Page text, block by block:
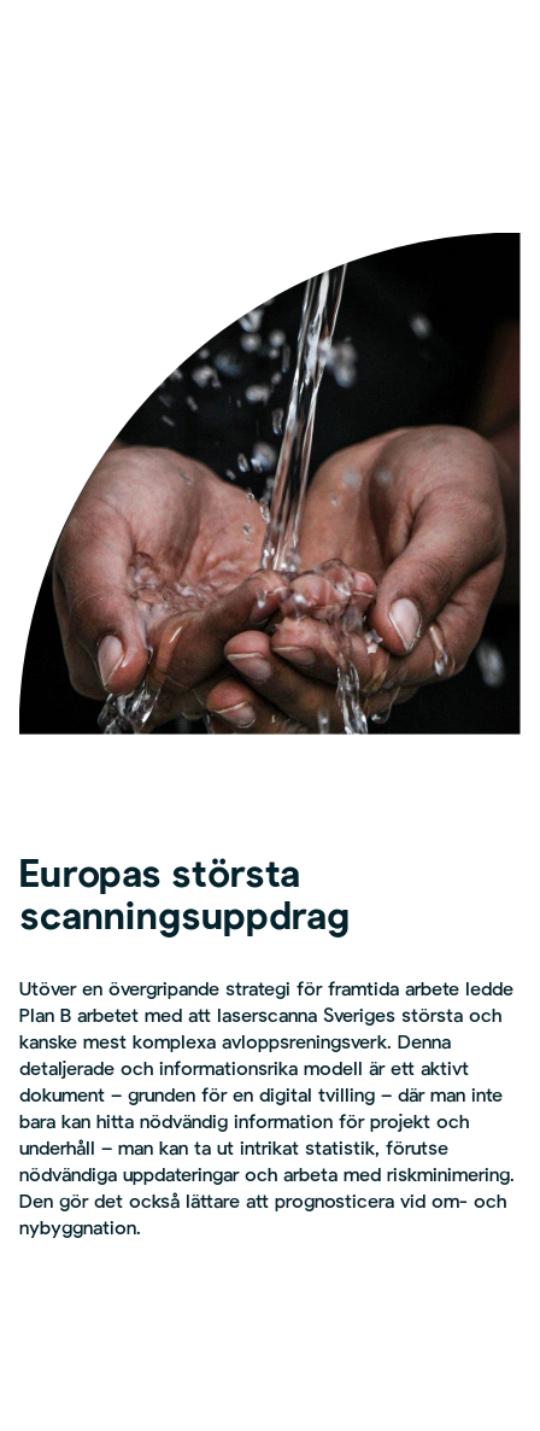
Europas största
scanningsuppdrag
Utöver en övergripande strategi för framtida arbete ledde
Plan B arbetet med att laserscanna Sveriges största och
kanske mest komplexa avloppsreningsverk. Denna
detaljerade och informationsrika modell är ett aktivt
dokument – grunden för en digital tvilling – där man inte
bara kan hitta nödvändig information för projekt och
underhåll – man kan ta ut intrikat statistik, förutse
nödvändiga uppdateringar och arbeta med riskminimering.
Den gör det också lättare att prognosticera vid om- och
nybyggnation.